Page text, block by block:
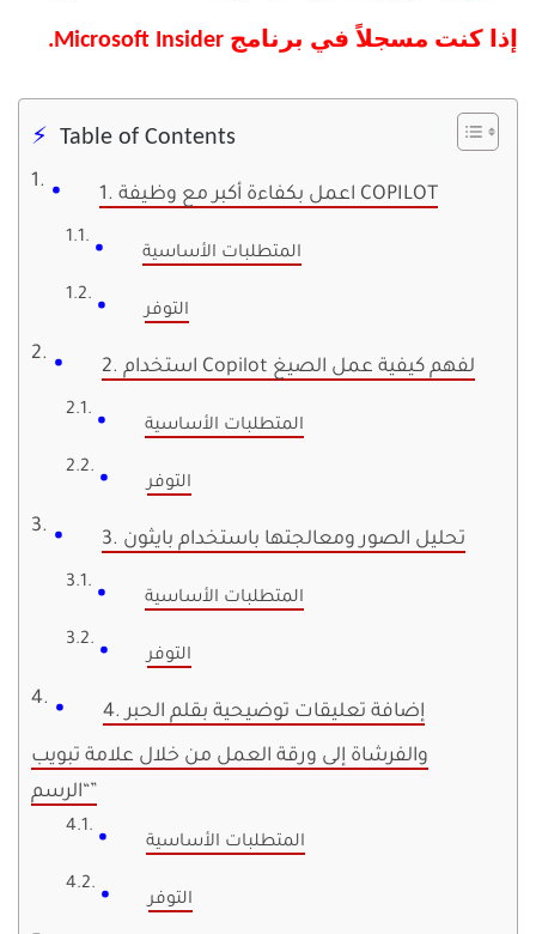
إذا كنت مسجلاً في برنامج Microsoft Insider.
Table of Contents
1. اعمل بكفاءة أكبر مع وظيفة COPILOT
المتطلبات الأساسية
التوفر
2. استخدام Copilot لفهم كيفية عمل الصيغ
المتطلبات الأساسية
التوفر
3. تحليل الصور ومعالجتها باستخدام بايثون
المتطلبات الأساسية
التوفر
4. إضافة تعليقات توضيحية بقلم الحبر
والفرشاة إلى ورقة العمل من خلال علامة تبويب
“الرسم”
المتطلبات الأساسية
التوفر